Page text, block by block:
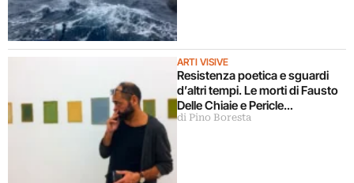
ARTI VISIVE
Resistenza poetica e sguardi
d’altri tempi. Le morti di Fausto
Delle Chiaie e Pericle
Guaglianone
di Pino Boresta